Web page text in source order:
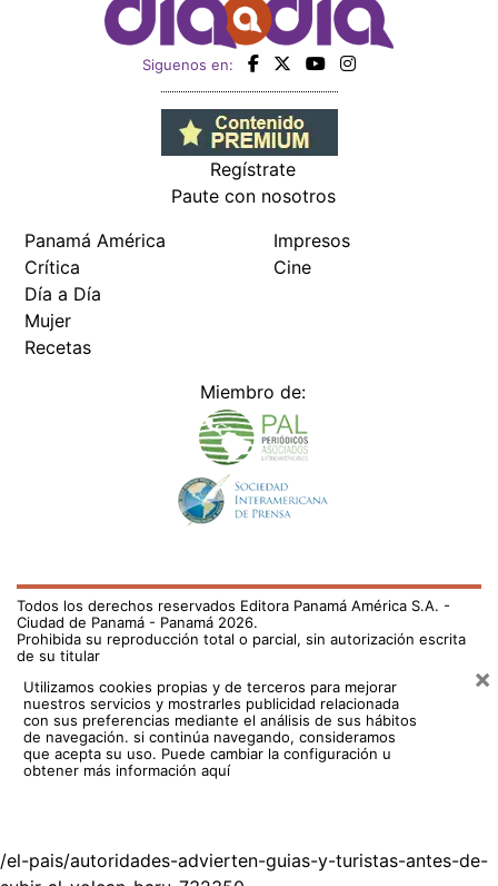
Siguenos en:
Regístrate
Paute con nosotros
Panamá América
Crítica
Día a Día
Mujer
Recetas
Impresos
Cine
Miembro de:
Todos los derechos reservados Editora Panamá América S.A. -
Ciudad de Panamá - Panamá 2026.
Prohibida su reproducción total o parcial, sin autorización escrita
de su titular
Utilizamos cookies propias y de terceros para mejorar
nuestros servicios y mostrarles publicidad relacionada
con sus preferencias mediante el análisis de sus hábitos
de navegación. si continúa navegando, consideramos
que acepta su uso. Puede cambiar la configuración u
obtener más información aquí
×
/el-pais/autoridades-advierten-guias-y-turistas-antes-de-